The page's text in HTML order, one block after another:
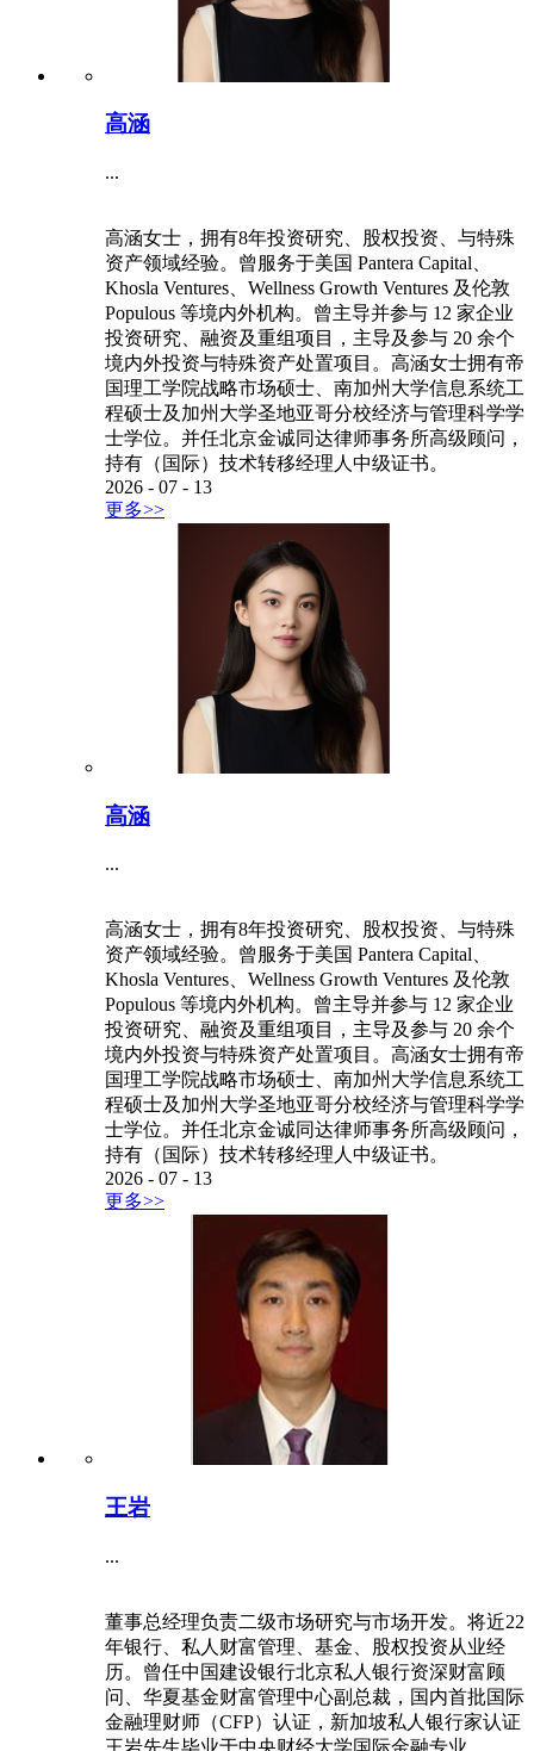
高涵
...
高涵女士，拥有8年投资研究、股权投资、与特殊
资产领域经验。曾服务于美国 Pantera Capital、
Khosla Ventures、Wellness Growth Ventures 及伦敦
Populous 等境内外机构。曾主导并参与 12 家企业
投资研究、融资及重组项目，主导及参与 20 余个
境内外投资与特殊资产处置项目。高涵女士拥有帝
国理工学院战略市场硕士、南加州大学信息系统工
程硕士及加州大学圣地亚哥分校经济与管理科学学
士学位。并任北京金诚同达律师事务所高级顾问，
持有（国际）技术转移经理人中级证书。
2026 - 07 - 13
更多>>
高涵
...
高涵女士，拥有8年投资研究、股权投资、与特殊
资产领域经验。曾服务于美国 Pantera Capital、
Khosla Ventures、Wellness Growth Ventures 及伦敦
Populous 等境内外机构。曾主导并参与 12 家企业
投资研究、融资及重组项目，主导及参与 20 余个
境内外投资与特殊资产处置项目。高涵女士拥有帝
国理工学院战略市场硕士、南加州大学信息系统工
程硕士及加州大学圣地亚哥分校经济与管理科学学
士学位。并任北京金诚同达律师事务所高级顾问，
持有（国际）技术转移经理人中级证书。
2026 - 07 - 13
更多>>
王岩
...
董事总经理负责二级市场研究与市场开发。将近22
年银行、私人财富管理、基金、股权投资从业经
历。曾任中国建设银行北京私人银行资深财富顾
问、华夏基金财富管理中心副总裁，国内首批国际
金融理财师（CFP）认证，新加坡私人银行家认证
王岩先生毕业于中央财经大学国际金融专业